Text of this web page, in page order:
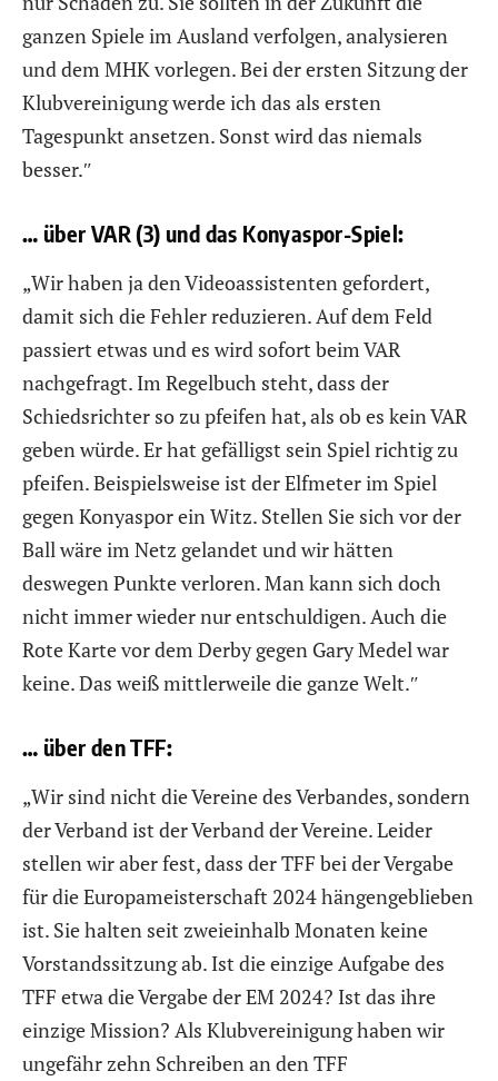
ganzen Spiele im Ausland verfolgen, analysieren
und dem MHK vorlegen. Bei der ersten Sitzung der
Klubvereinigung werde ich das als ersten
Tagespunkt ansetzen. Sonst wird das niemals
besser.″
… über VAR (3) und das Konyaspor-Spiel:
„Wir haben ja den Videoassistenten gefordert,
damit sich die Fehler reduzieren. Auf dem Feld
passiert etwas und es wird sofort beim VAR
nachgefragt. Im Regelbuch steht, dass der
Schiedsrichter so zu pfeifen hat, als ob es kein VAR
geben würde. Er hat gefälligst sein Spiel richtig zu
pfeifen. Beispielsweise ist der Elfmeter im Spiel
gegen Konyaspor ein Witz. Stellen Sie sich vor der
Ball wäre im Netz gelandet und wir hätten
deswegen Punkte verloren. Man kann sich doch
nicht immer wieder nur entschuldigen. Auch die
Rote Karte vor dem Derby gegen Gary Medel war
keine. Das weiß mittlerweile die ganze Welt.″
… über den TFF:
„Wir sind nicht die Vereine des Verbandes, sondern
der Verband ist der Verband der Vereine. Leider
stellen wir aber fest, dass der TFF bei der Vergabe
für die Europameisterschaft 2024 hängengeblieben
ist. Sie halten seit zweieinhalb Monaten keine
Vorstandssitzung ab. Ist die einzige Aufgabe des
TFF etwa die Vergabe der EM 2024? Ist das ihre
einzige Mission? Als Klubvereinigung haben wir
ungefähr zehn Schreiben an den TFF